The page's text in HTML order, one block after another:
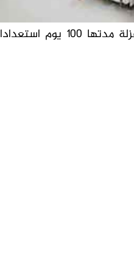
طاقم دولي ينهي دراسة عزلة مدتها 100 يوم استعدادا